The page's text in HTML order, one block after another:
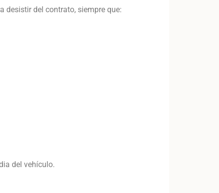
desistir del contrato, siempre que:
del vehículo.